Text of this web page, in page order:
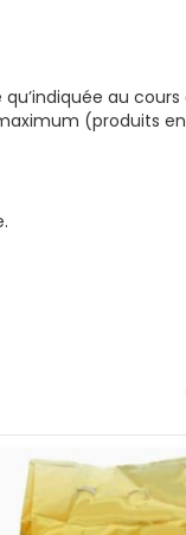
au cours
(produits